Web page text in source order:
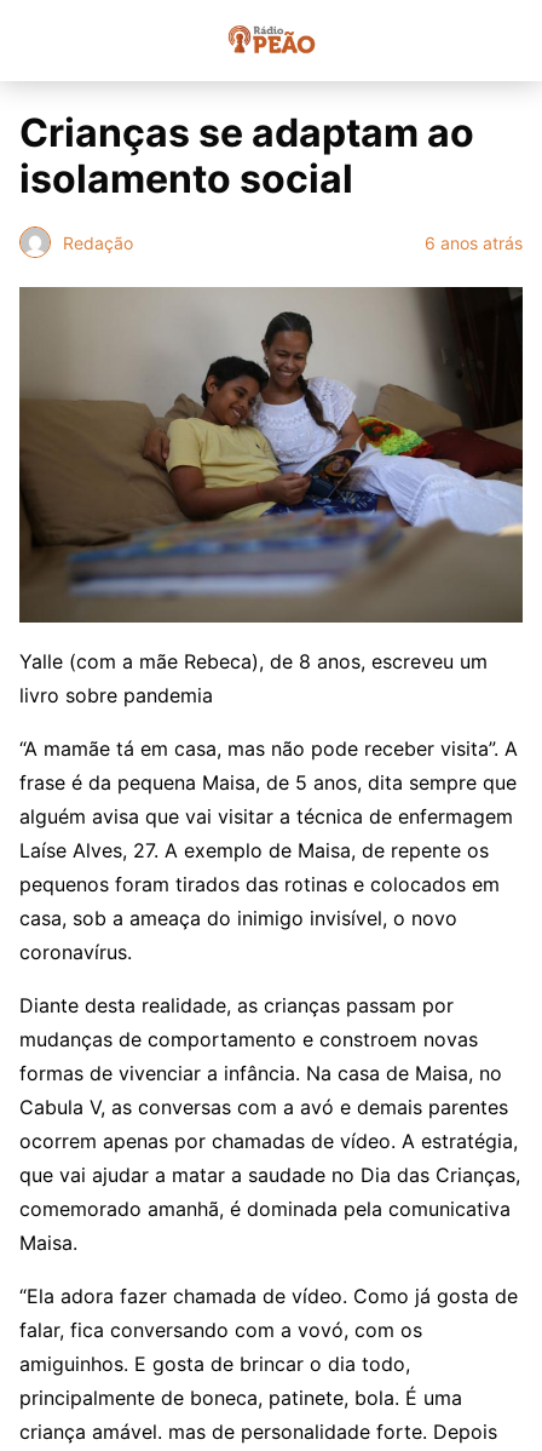
Crianças se adaptam ao
isolamento social
Redação 6 anos atrás
Yalle (com a mãe Rebeca), de 8 anos, escreveu um
livro sobre pandemia
“A mamãe tá em casa, mas não pode receber visita”. A
frase é da pequena Maisa, de 5 anos, dita sempre que
alguém avisa que vai visitar a técnica de enfermagem
Laíse Alves, 27. A exemplo de Maisa, de repente os
pequenos foram tirados das rotinas e colocados em
casa, sob a ameaça do inimigo invisível, o novo
coronavírus.
Diante desta realidade, as crianças passam por
mudanças de comportamento e constroem novas
formas de vivenciar a infância. Na casa de Maisa, no
Cabula V, as conversas com a avó e demais parentes
ocorrem apenas por chamadas de vídeo. A estratégia,
que vai ajudar a matar a saudade no Dia das Crianças,
comemorado amanhã, é dominada pela comunicativa
Maisa.
“Ela adora fazer chamada de vídeo. Como já gosta de
falar, fica conversando com a vovó, com os
amiguinhos. E gosta de brincar o dia todo,
principalmente de boneca, patinete, bola. É uma
criança amável. mas de personalidade forte. Depois